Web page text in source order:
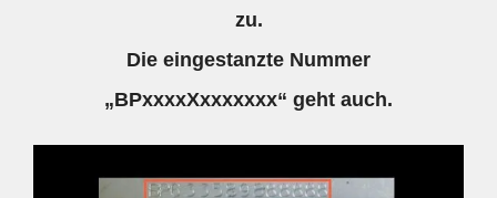
zu.
Die eingestanzte Nummer
„BPxxxxXxxxxxxx“ geht auch.